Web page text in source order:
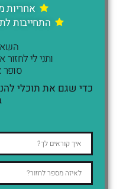
אחריות
התחייבות
ותני לי
סופר
כדי שגם את תוכלי